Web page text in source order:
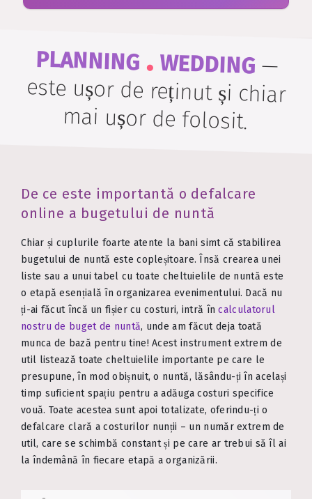
PLANNING . WEDDING—
este ușor de reținut și chiar
mai ușor de folosit.
De ce este importantă o defalcare
online a bugetului de nuntă
Chiar și cuplurile foarte atente la bani simt că stabilirea
bugetului de nuntă este copleșitoare. Însă crearea unei
liste sau a unui tabel cu toate cheltuielile de nuntă este
o etapă esențială în organizarea evenimentului. Dacă nu
ți-ai făcut încă un fișier cu costuri, intră încalculatorul
nostru de buget de nuntă, unde am făcut deja toată
munca de bază pentru tine! Acest instrument extrem de
util listează toate cheltuielile importante pe care le
presupune, în mod obișnuit, o nuntă, lăsându-ți în același
timp suficient spațiu pentru a adăuga costuri specifice
vouă. Toate acestea sunt apoi totalizate, oferindu-ți o
defalcare clară a costurilor nunții – un număr extrem de
util, care se schimbă constant și pe care ar trebui să îl ai
la îndemână în fiecare etapă a organizării.